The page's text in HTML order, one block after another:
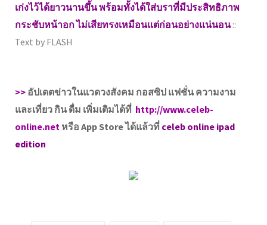
เก่งไว้ได้ยาวนานขึ้น พร้อมทั้งได้ใส่บราที่มีประสิทธิภาพ
กระชับหน้าอก ไม่เสียทรงเหมือนแต่ก่อนอย่างแน่นอน ::
Text by FLASH
>> อัปเดตข่าวในแวดวงสังคม กอสซิป แฟชั่น ความงาม
และเที่ยว กิน ดื่ม เพิ่มเติมได้ที่ http://www.celeb-
online.net หรือ App Store ได้แล้วที่ celeb online ipad
edition